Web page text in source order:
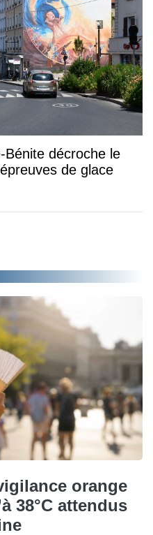
décroche le
de glace
orange
38°C attendus